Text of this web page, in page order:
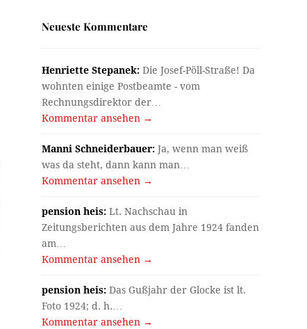
Neueste Kommentare
Henriette Stepanek: Die Josef-Pöll-Straße! Da
wohnten einige Postbeamte - vom
Rechnungsdirektor der…
Kommentar ansehen →
Manni Schneiderbauer: Ja, wenn man weiß
was da steht, dann kann man…
Kommentar ansehen →
pension heis: Lt. Nachschau in
Zeitungsberichten aus dem Jahre 1924 fanden
am…
Kommentar ansehen →
pension heis: Das Gußjahr der Glocke ist lt.
Foto 1924; d. h.…
Kommentar ansehen →